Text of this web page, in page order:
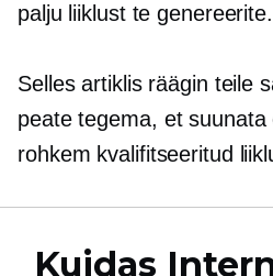
palju liiklust te genereerite.
Selles artiklis räägin teile
peate tegema, et
rohkem kvalifitseeritud
Kuidas